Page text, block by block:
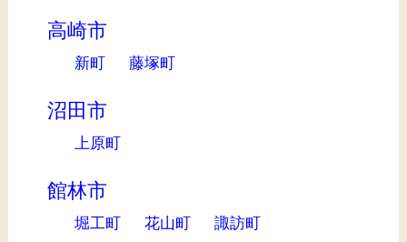
高崎市
新町 藤塚町
沼田市
上原町
館林市
堀工町 花山町 諏訪町